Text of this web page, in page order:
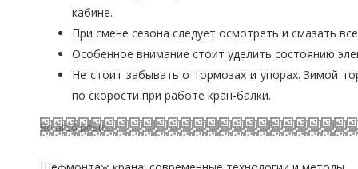
кабине.
При смене сезона следует осмотреть и смазать
Особенное внимание стоит уделить состоянию
Не стоит забывать о тормозах и упорах. Зимой
по скорости при работе кран-балки.
Related posts